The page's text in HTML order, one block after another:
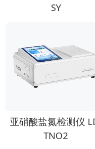
SY
亚硝酸盐氮检测仪
TNO2